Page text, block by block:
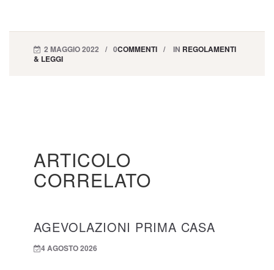
2 MAGGIO 2022 0COMMENTI IN REGOLAMENTI
& LEGGI
ARTICOLO
CORRELATO
AGEVOLAZIONI PRIMA CASA
4 AGOSTO 2026